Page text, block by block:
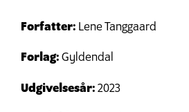
Forfatter: Lene Tanggaard
Forlag: Gyldendal
Udgivelsesår: 2023